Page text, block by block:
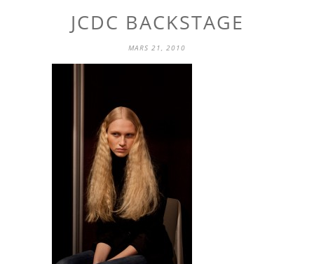
JCDC BACKSTAGE
MARS 21, 2010